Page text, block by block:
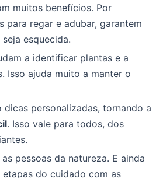
muitos benefícios. Por
para regar e adubar, garantem
esquecida.
a identificar plantas e a
Isso ajuda muito a manter o
dicas personalizadas, tornando a
. Isso vale para todos, dos
pessoas da natureza. E ainda
do cuidado com as